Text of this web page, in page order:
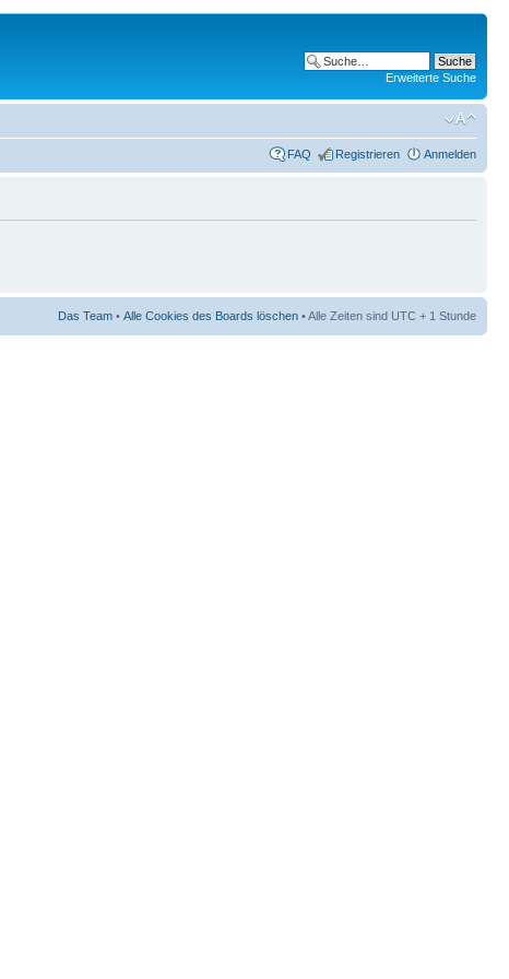
Erweiterte Suche
FAQ Registrieren Anmelden
Das Team • Alle Cookies des Boards löschen • Alle Zeiten sind UTC + 1 Stunde